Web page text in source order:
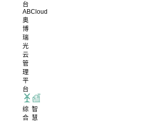
台
ABCloud
奥
博
瑞
光
云
管
理
平
台
综
合
智
慧